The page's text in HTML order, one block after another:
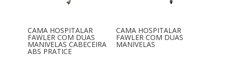
CAMA HOSPITALAR
FAWLER COM DUAS
MANIVELAS CABECEIRA
ABS PRATICE
CAMA HOSPITALAR
FAWLER COM DUAS
MANIVELAS